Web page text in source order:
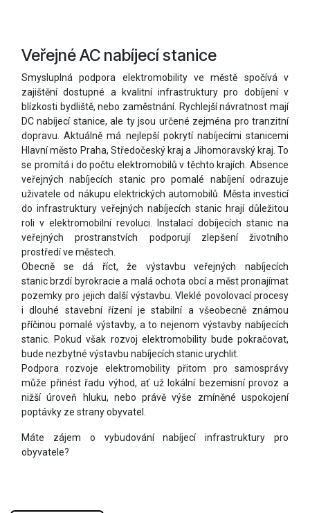
Veřejné AC nabíjecí stanice
Smysluplná podpora elektromobility ve městě spočívá v
zajištění dostupné a kvalitní infrastruktury pro dobíjení v
blízkosti bydliště, nebo zaměstnání. Rychlejší návratnost mají
DC nabíjecí stanice, ale ty jsou určené zejména pro tranzitní
dopravu. Aktuálně má nejlepší pokrytí nabíjecími stanicemi
Hlavní město Praha, Středočeský kraj a Jihomoravský kraj. To
se promítá i do počtu elektromobilů v těchto krajích. Absence
veřejných nabíjecích stanic pro pomalé nabíjení odrazuje
uživatele od nákupu elektrických automobilů. Města investicí
do infrastruktury veřejných nabíjecích stanic hrají důležitou
roli v elektromobilní revoluci. Instalací dobíjecích stanic na
veřejných prostranstvích podporují zlepšení životního
prostředí ve městech.
Obecně se dá říct, že výstavbu veřejných nabíjecích
stanic brzdí byrokracie a malá ochota obcí a měst pronajímat
pozemky pro jejich další výstavbu. Vleklé povolovací procesy
i dlouhé stavební řízení je stabilní a všeobecně známou
příčinou pomalé výstavby, a to nejenom výstavby nabíjecích
stanic. Pokud však rozvoj elektromobility bude pokračovat,
bude nezbytné výstavbu nabíjecích stanic urychlit.
Podpora rozvoje elektromobility přitom pro samosprávy
může přinést řadu výhod, ať už lokální bezemisní provoz a
nižší úroveň hluku, nebo právě výše zmíněné uspokojení
poptávky ze strany obyvatel.
Máte zájem o vybudování nabíjecí infrastruktury pro
obyvatele?